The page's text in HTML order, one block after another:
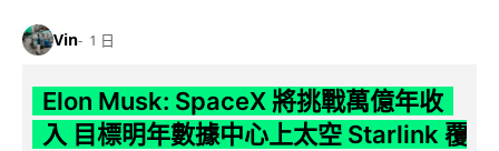
Vin 1 日
Elon Musk: SpaceX 將挑戰萬億年收
入 目標明年數據中心上太空 Starlink 覆